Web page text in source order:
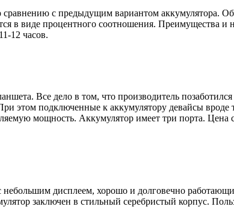
с предыдущим вариантом аккумулятора.
в виде процентного соотношения. Преимущества и
12 часов.
Все дело в том, что производитель
подключенные к аккумулятору девайсы вроде
мощность. Аккумулятор имеет три порта. Цена
дисплеем, хорошо и долговечно
заключен в стильный серебристый корпус.